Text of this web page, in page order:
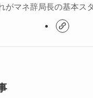
がマネ辞局長の基本ス